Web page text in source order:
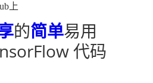
上
的简单易用
代码